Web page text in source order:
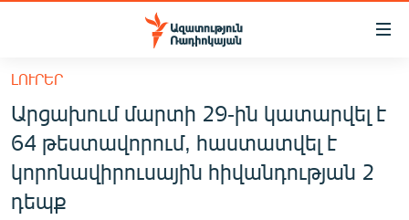
Մատչելիության
հիմնական
բովանդակությանը
Անցնել
հիմնական
մենյուին
Որոնում
ՀԱՅԱՍՏԱՆ
ՔԱՂԱՔԱԿԱՆ
ԸՆՏՐՈՒԹՅՈՒՆՆԵՐ 2026
ԼՈՒՐԵՐ
Արցախում մարտի 29-ին կատարվել է
64 թեստավորում, հաստատվել է
կորոնավիրուսային հիվանդության 2
դեպք